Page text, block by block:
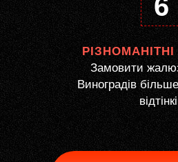
6
Замовити
Виноградів